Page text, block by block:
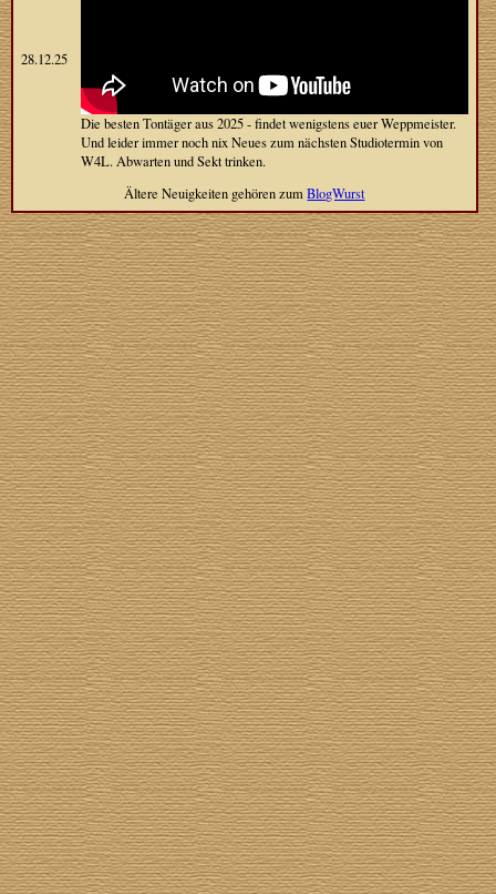
28.12.25
Die besten Tontäger aus 2025 - findet wenigstens euer Weppmeister.
Und leider immer noch nix Neues zum nächsten Studiotermin von
W4L. Abwarten und Sekt trinken.
Ältere Neuigkeiten gehören zumBlogWurst